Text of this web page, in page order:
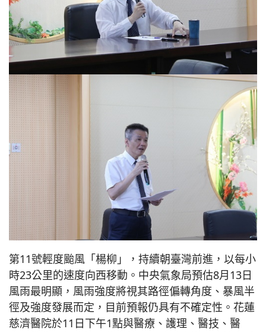
第11號輕度颱風「楊柳」，持續朝臺灣前進，以每小
時23公里的速度向西移動。中央氣象局預估8月13日
風雨最明顯，風雨強度將視其路徑偏轉角度、暴風半
徑及強度發展而定，目前預報仍具有不確定性。花蓮
慈濟醫院於11日下午1點與醫療、護理、醫技、醫